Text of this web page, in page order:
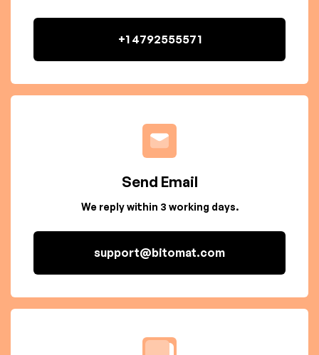
+1 4792555571
Send Email
We reply within 3 working days.
support@bitomat.com